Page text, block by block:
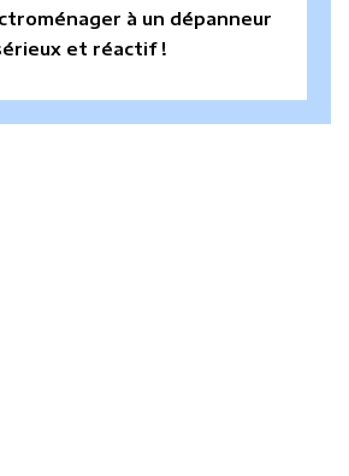
à un dépanneur
et réactif !